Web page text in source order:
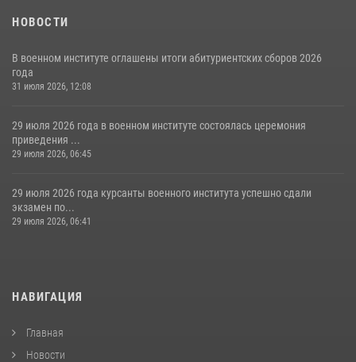
НОВОСТИ
В военном институте оглашены итоги абитуриентских сборов 2026
года
31 июля 2026, 12:08
29 июля 2026 года в военном институте состоялась церемония
приведения ...
29 июля 2026, 06:45
29 июля 2026 года курсанты военного института успешно сдали
экзамен по...
29 июля 2026, 06:41
НАВИГАЦИЯ
Главная
Новости